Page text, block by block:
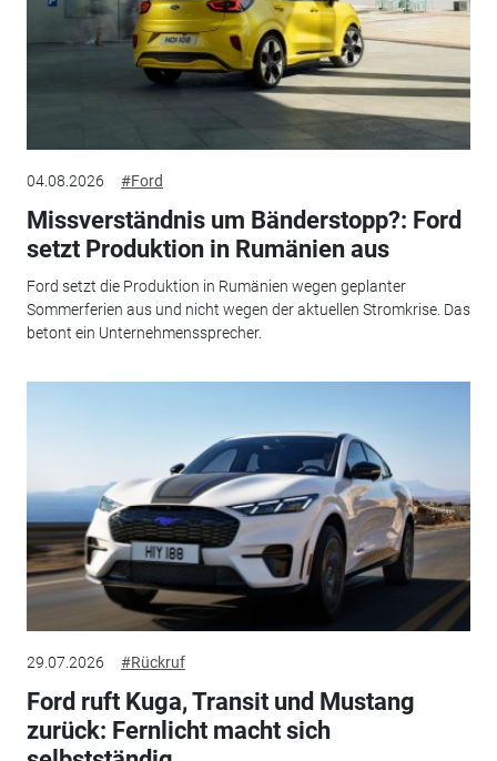
04.08.2026 #Ford
Missverständnis um Bänderstopp?: Ford
setzt Produktion in Rumänien aus
Ford setzt die Produktion in Rumänien wegen geplanter
Sommerferien aus und nicht wegen der aktuellen Stromkrise. Das
betont ein Unternehmenssprecher.
29.07.2026 #Rückruf
Ford ruft Kuga, Transit und Mustang
zurück: Fernlicht macht sich